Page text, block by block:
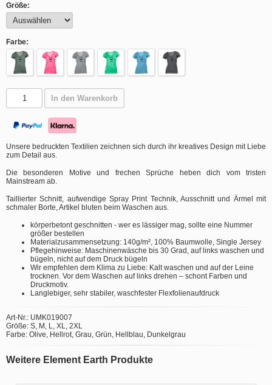
Größe:
Farbe:
In den Warenkorb
Unsere bedruckten Textilien zeichnen sich durch ihr kreatives Design mit Liebe
zum Detail aus.
Die besonderen Motive und frechen Sprüche heben dich vom tristen
Mainstream ab.
Taillierter Schnitt, aufwendige Spray Print Technik, Ausschnitt und Ärmel mit
schmaler Borte, Artikel bluten beim Waschen aus.
körperbetont geschnitten - wer es lässiger mag, sollte eine Nummer
größer bestellen
Materialzusammensetzung: 140g/m², 100% Baumwolle, Single Jersey
Pflegehinweise: Maschinenwäsche bis 30 Grad, auf links waschen und
bügeln, nicht auf dem Druck bügeln
Wir empfehlen dem Klima zu Liebe: Kalt waschen und auf der Leine
trocknen. Vor dem Waschen auf links drehen – schont Farben und
Druckmotiv.
Langlebiger, sehr stabiler, waschfester Flexfolienaufdruck
Art-Nr.: UMK019007
Größe: S, M, L, XL, 2XL
Farbe: Olive, Hellrot, Grau, Grün, Hellblau, Dunkelgrau
Weitere Element Earth Produkte